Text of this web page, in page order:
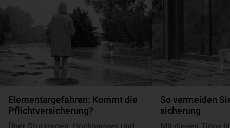
Elementargefahren: Kommt die
Pflichtversicherung?
So vermeiden
si­che­rung